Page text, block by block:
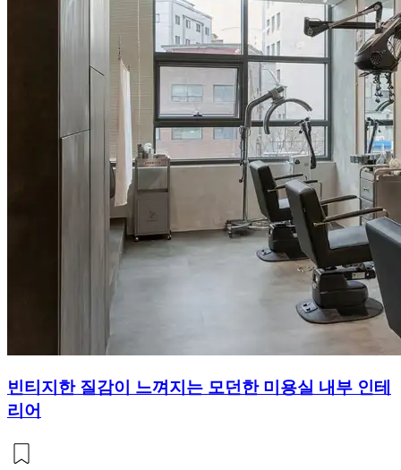
빈티지한 질감이 느껴지는 모던한 미용실 내부 인테
리어